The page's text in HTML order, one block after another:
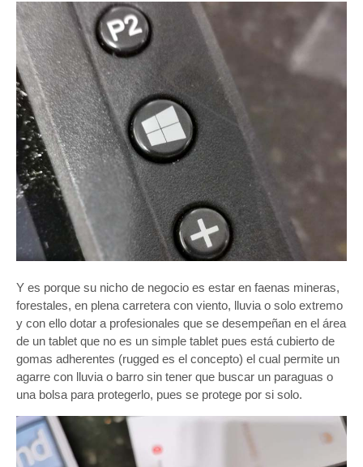
sorprende
Y es porque su nicho de negocio es estar en faenas mineras,
forestales, en plena carretera con viento, lluvia o solo extremo
y con ello dotar a profesionales que se desempeñan en el área
de un tablet que no es un simple tablet pues está cubierto de
gomas adherentes (rugged es el concepto) el cual permite un
agarre con lluvia o barro sin tener que buscar un paraguas o
una bolsa para protegerlo, pues se protege por si solo.